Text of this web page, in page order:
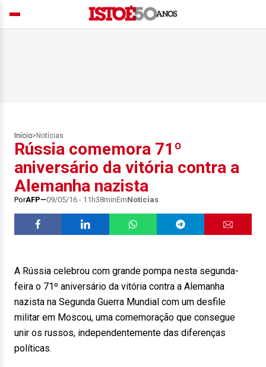
Início> Notícias
Rússia comemora 71º
aniversário da vitória contra a
Alemanha nazista
PorAFP 09/05/16 - 11h38minEmNotícias
A Rússia celebrou com grande pompa nesta segunda-
feira o 71º aniversário da vitória contra a Alemanha
nazista na Segunda Guerra Mundial com um desfile
militar em Moscou, uma comemoração que consegue
unir os russos, independentemente das diferenças
políticas.